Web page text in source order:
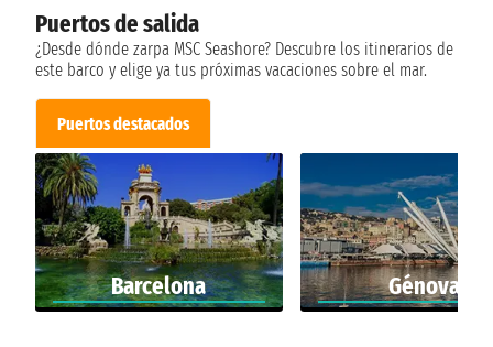
Puertos de salida
¿Desde dónde zarpa MSC Seashore? Descubre los itinerarios de
este barco y elige ya tus próximas vacaciones sobre el mar.
Puertos destacados
Barcelona Génova